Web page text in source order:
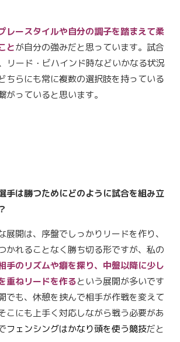
レースタイルや自分の調子を踏まえて柔
とが自分の強みだと思っています。試合
リード・ビハインド時などいかなる状況
ちらにも常に複数の選択肢を持っている
がっていると思います。
手は勝つためにどのように試合を組み立
展開は、序盤でしっかりリードを作り、
かれることなく勝ち切る形ですが、私の
手のリズムや癖を探り、中盤以降に少し
重ねリードを作るという展開が多いです
でも、休憩を挟んで相手が作戦を変えて
こにも上手く対応しながら戦う必要があ
フェンシングはかなり頭を使う競技だと